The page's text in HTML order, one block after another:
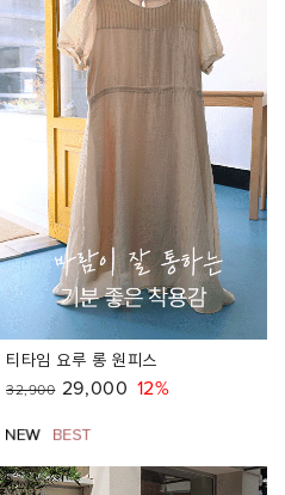
티타임 요루 롱 원피스
32,900 29,000 12%